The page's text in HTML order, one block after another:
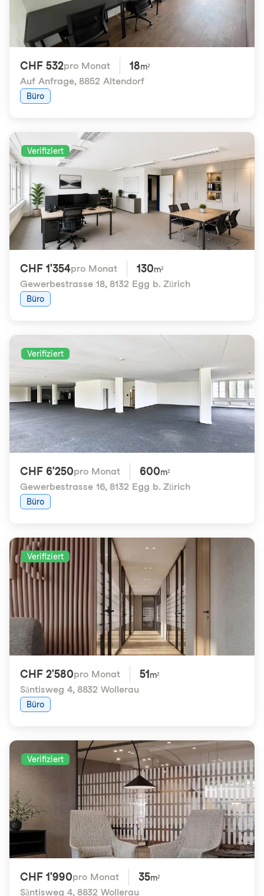
CHF 532pro Monat 18m²
Auf Anfrage, 8852 Altendorf
Büro
Verifiziert
CHF 1'354pro Monat 130m²
Gewerbestrasse 18, 8132 Egg b. Zürich
Büro
Verifiziert
CHF 6'250pro Monat 600m²
Gewerbestrasse 16, 8132 Egg b. Zürich
Büro
Verifiziert
CHF 2'580pro Monat 51 m²
Säntisweg 4, 8832 Wollerau
Büro
Verifiziert
CHF 1'990pro Monat 35m²
Säntisweg 4, 8832 Wollerau